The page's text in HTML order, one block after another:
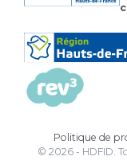
Politique de
© 2026 - HDFID.